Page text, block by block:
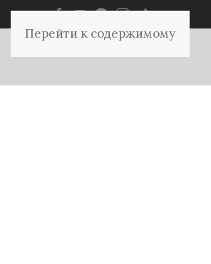
Перейти к содержимому